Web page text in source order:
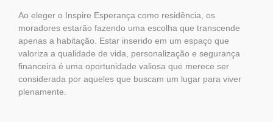
Ao eleger o Inspire Esperança como residência, os
moradores estarão fazendo uma escolha que transcende
apenas a habitação. Estar inserido em um espaço que
valoriza a qualidade de vida, personalização e segurança
financeira é uma oportunidade valiosa que merece ser
considerada por aqueles que buscam um lugar para viver
plenamente.